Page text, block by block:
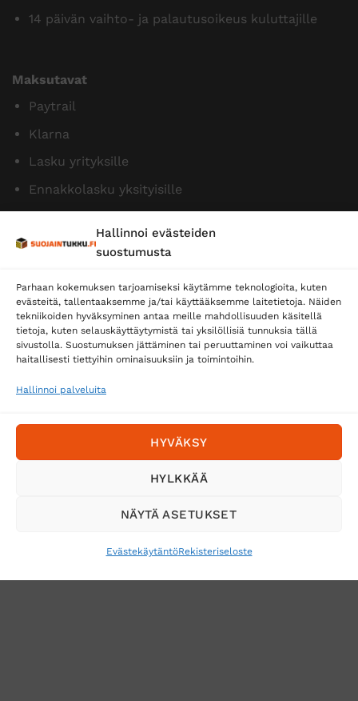
Hallinnoi evästeiden
suostumusta
Parhaan kokemuksen tarjoamiseksi käytämme teknologioita, kuten
evästeitä, tallentaaksemme ja/tai käyttääksemme laitetietoja. Näiden
tekniikoiden hyväksyminen antaa meille mahdollisuuden käsitellä
tietoja, kuten selauskäyttäytymistä tai yksilöllisiä tunnuksia tällä
sivustolla. Suostumuksen jättäminen tai peruuttaminen voi vaikuttaa
haitallisesti tiettyihin ominaisuuksiin ja toimintoihin.
Hallinnoi palveluita
HYVÄKSY
HYLKKÄÄ
NÄYTÄ ASETUKSET
EvästekäytäntöRekisteriseloste
14 päivän vaihto- ja palautusoikeus kuluttajille
Maksutavat
Paytrail
Klarna
Lasku yrityksille
Ennakkolasku yksityisille
Toimitustavat
Posti
Matkahuolto
Tilaa uutiskirje ja saat erikoisalennuksia